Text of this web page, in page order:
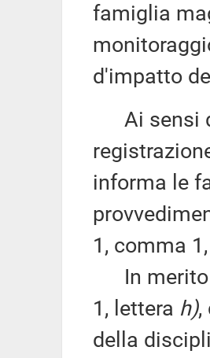
famiglia
d'impatto
Ai sensi
informa le
1, comma
In merito
1, lettera h),
della